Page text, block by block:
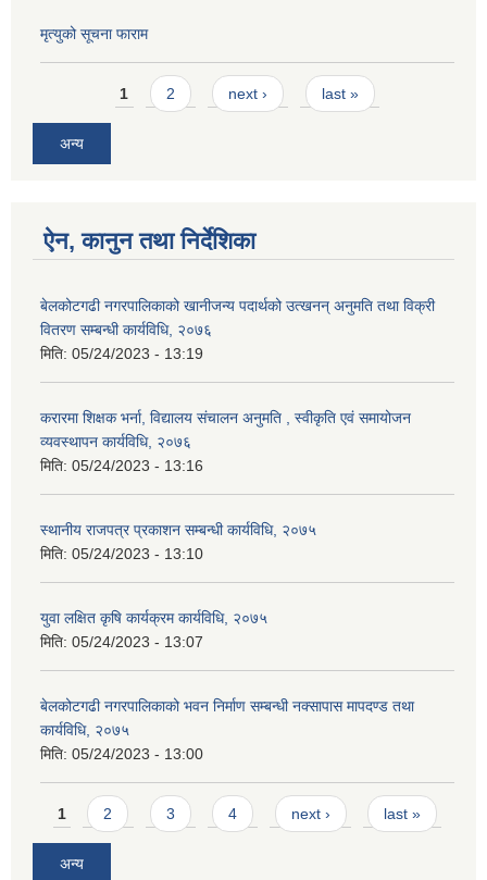
मृत्युको सूचना फाराम
Pages1 2 next › last »
अन्य
ऐन, कानुन तथा निर्देशिका
बेलकोटगढी नगरपालिकाको खानीजन्य पदार्थको उत्खनन् अनुमति तथा विक्री
वितरण सम्बन्धी कार्यविधि, २०७६
मिति: 05/24/2023 - 13:19
करारमा शिक्षक भर्ना, विद्यालय संचालन अनुमति , स्वीकृति एवं समायोजन
व्यवस्थापन कार्यविधि, २०७६
मिति: 05/24/2023 - 13:16
स्थानीय राजपत्र प्रकाशन सम्बन्धी कार्यविधि, २०७५
मिति: 05/24/2023 - 13:10
युवा लक्षित कृषि कार्यक्रम कार्यविधि, २०७५
मिति: 05/24/2023 - 13:07
बेलकोटगढी नगरपालिकाको भवन निर्माण सम्बन्धी नक्सापास मापदण्ड तथा
कार्यविधि, २०७५
मिति: 05/24/2023 - 13:00
Pages
1 2 3 4 next › last »
अन्य